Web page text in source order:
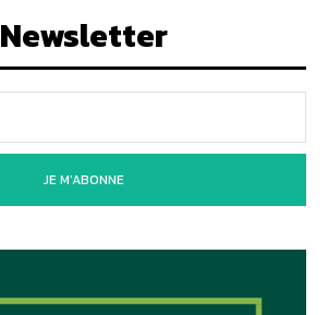
Newsletter
JE M'ABONNE